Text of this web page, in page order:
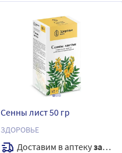
Сенны лист 50 гр
ЗДОРОВЬЕ
Доставим в аптекузавтра